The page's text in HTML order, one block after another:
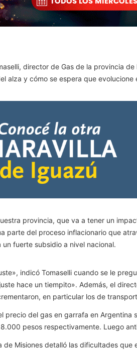
director de Gas de la provincia
alza y cómo se espera que evolucione
provincia, que va a tener un
parte del proceso inflacionario que
fuerte subsidio a nivel nacional.
indicó Tomaselli cuando se le
hace un tiempito». Además, el
en particular los de
precio del gas en garrafa en
pesos respectivamente. Luego
Misiones detalló las dificultades